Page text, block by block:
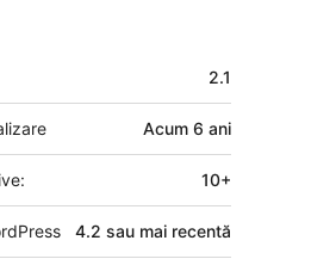
2.1
Acum 6 ani
10+
4.2 sau mai recentă